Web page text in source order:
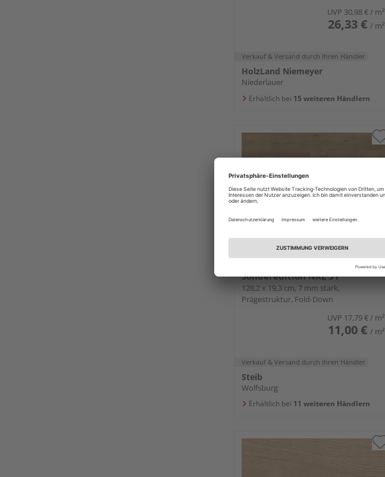
UVP 30,98 €/ m²
26,33 € / m²
Verkauf & Versand durch Ihren Händler
HolzLand Niemeyer
Niederlauer
Erhältlich bei 15 weiteren Händlern
HARO Laminatboden Eiche
Lombardia Landhausdiele -
Sonderedition NKL 31
128,2 x 19,3 cm, 7 mm stark,
Prägestruktur, Fold-Down
UVP 17,79 € / m²
11,00 € / m²
Verkauf & Versand durch Ihren Händler
Steib
Wolfsburg
Erhältlich bei 11 weiteren Händlern